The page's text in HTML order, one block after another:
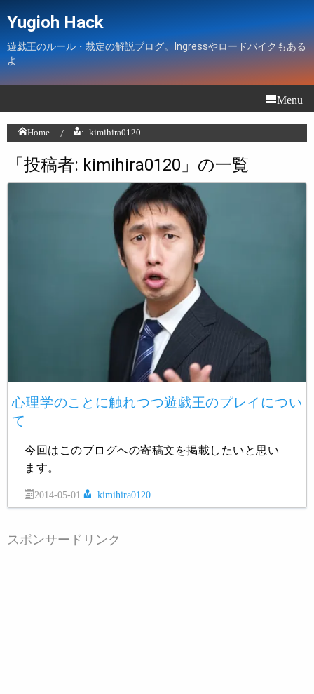
Yugioh Hack
遊戯王のルール・裁定の解説ブログ。Ingressやロードバイクもある
よ
Menu
Home : kimihira0120
「投稿者: kimihira0120 」の一覧
心理学のことに触れつつ遊戯王のプレイについ
て
今回はこのブログへの寄稿文を掲載したいと思い
ます。
2014-05-01 kimihira0120
スポンサードリンク